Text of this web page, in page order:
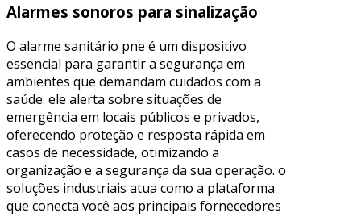
Alarmes sonoros para sinalização
O alarme sanitário pne é um dispositivo
essencial para garantir a segurança em
ambientes que demandam cuidados com a
saúde. ele alerta sobre situações de
emergência em locais públicos e privados,
oferecendo proteção e resposta rápida em
casos de necessidade, otimizando a
organização e a segurança da sua operação. o
soluções industriais atua como a plataforma
que conecta você aos principais fornecedores